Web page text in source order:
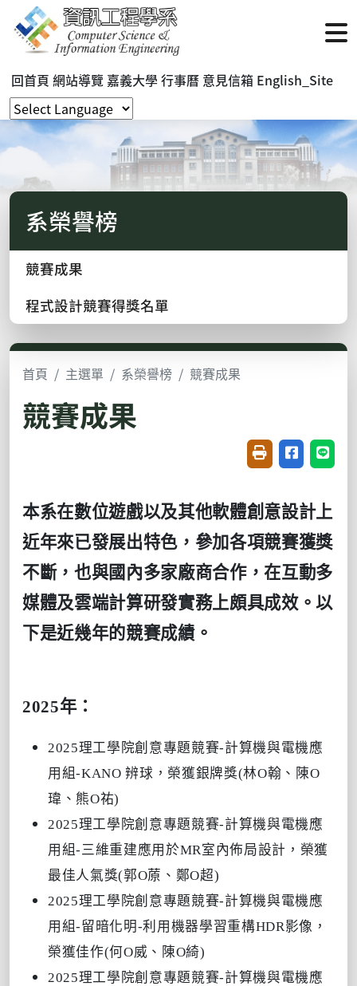
回首頁 網站導覽 嘉義大學行事曆 意見信箱 English_Site
系榮譽榜
競賽成果
程式設計競賽得獎名單
首頁 主選單 系榮譽榜 競賽成果
競賽成果
友善列印(開新視
分享至臉書
分享
本系在數位遊戲以及其他軟體創意設計上
近年來已發展出特色，參加各項競賽獲獎
不斷，也與國內多家廠商合作，在互動多
媒體及雲端計算研發實務上頗具成效。以
下是近幾年的競賽成績。
2025年：
2025理工學院創意專題競賽-計算機與電機應
用組-KANO 辨球，榮獲銀牌獎(林O翰、陳O
瑋、熊O祐)
2025理工學院創意專題競賽-計算機與電機應
用組-三維重建應用於MR室內佈局設計，榮獲
最佳人氣獎(郭O蒝、鄭O超)
2025理工學院創意專題競賽-計算機與電機應
用組-留暗化明-利用機器學習重構HDR影像，
榮獲佳作(何O威、陳O綺)
2025理工學院創意專題競賽-計算機與電機應